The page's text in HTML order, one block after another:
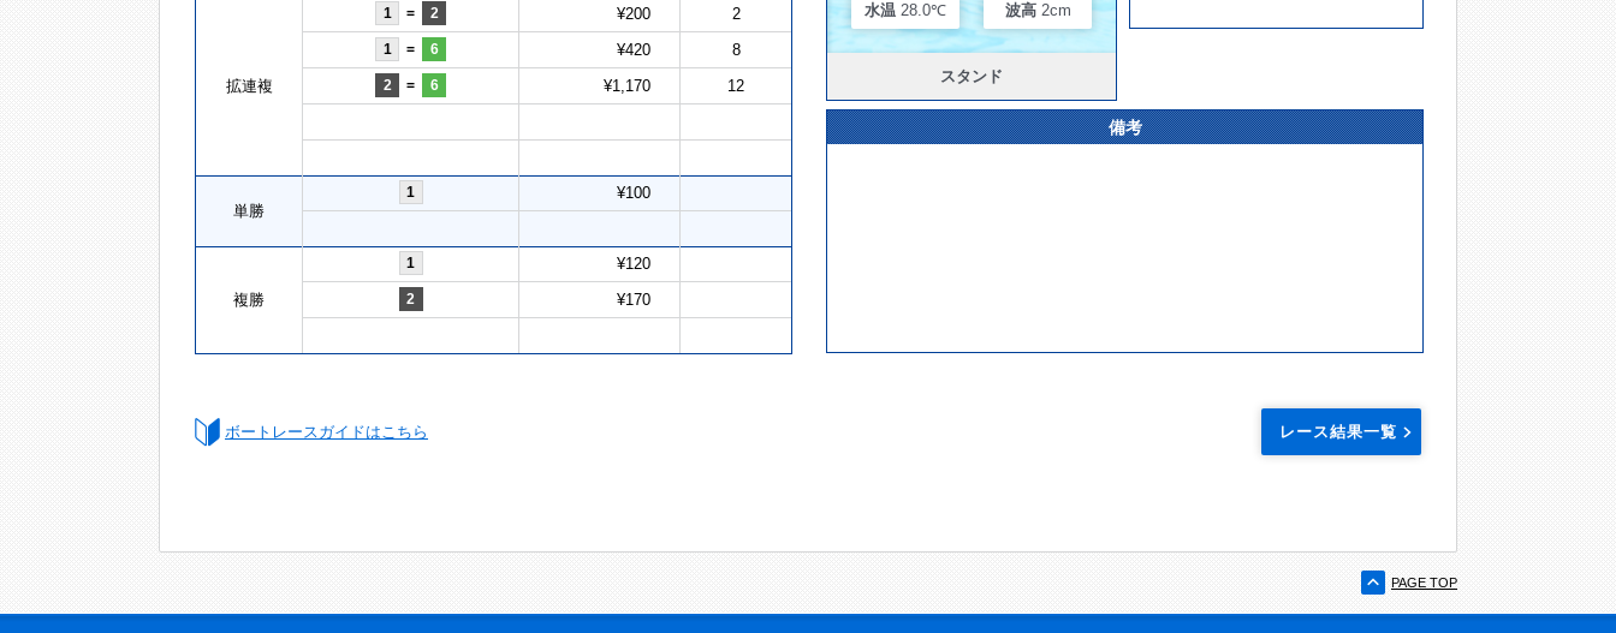
拡連複
1 = 2 ¥200 2
1 = 6 ¥420 8
2 = 6 ¥1,170 12
単勝
1 ¥100
複勝
1 ¥120
2 ¥170
水温 28.0℃ 波高 2cm
スタンド
備考
ボートレースガイドはこちら レース結果一覧
PAGE TOP